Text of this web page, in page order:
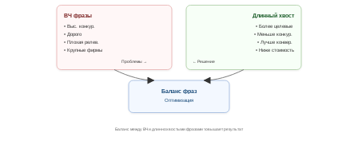
ВЧ фразы
• Выс. конкур.
• Дорого
• Плохая релев.
• Крупные фирмы
Длинный хвост
• Более целевые
• Меньше конкур.
• Лучше конвер.
• Ниже стоимость
Баланс фраз
Оптимизация
Проблемы → ← Решение
Баланс между ВЧ и длиннохвостыми фразами повышает результат